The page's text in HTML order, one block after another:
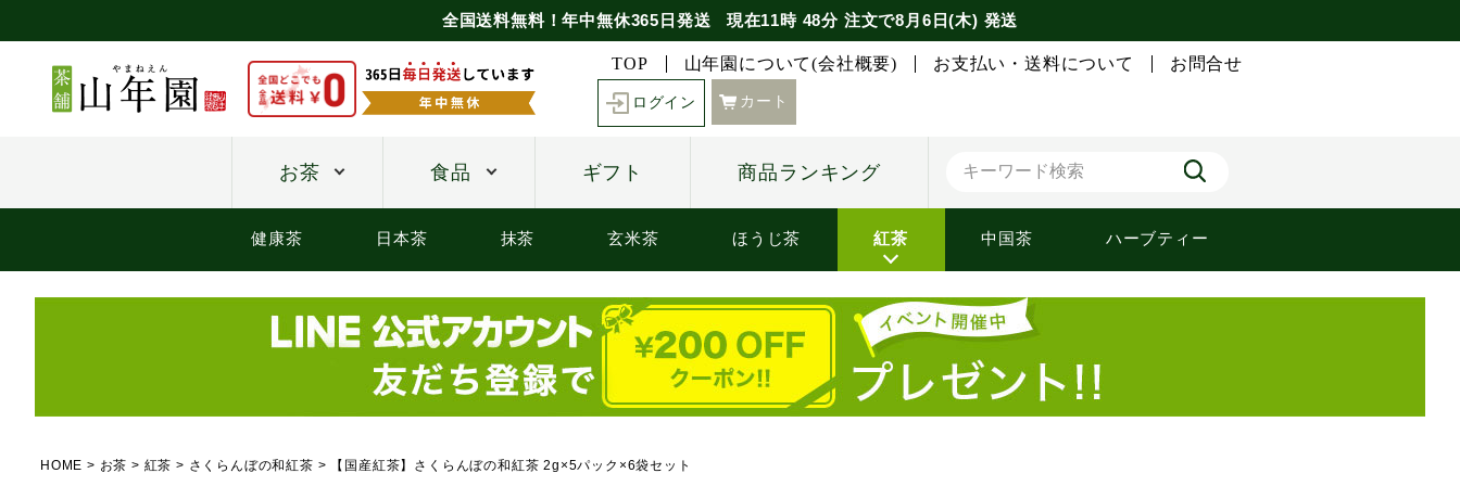
全国送料無料！年中無休365日発送 現在11時 48分 注文で8月6日(木) 発送
TOP 山年園について(会社概要) お支払い・送料について お問合せ
ログイン カート
お茶 食品 ギフト 商品ランキング
健康茶 日本茶 抹茶 玄米茶 ほうじ茶 紅茶 中国茶 ハーブティー
HOME お茶 紅茶 さくらんぼの和紅茶 【国産紅茶】さくらんぼの和紅茶 2g×5パック×6袋セット